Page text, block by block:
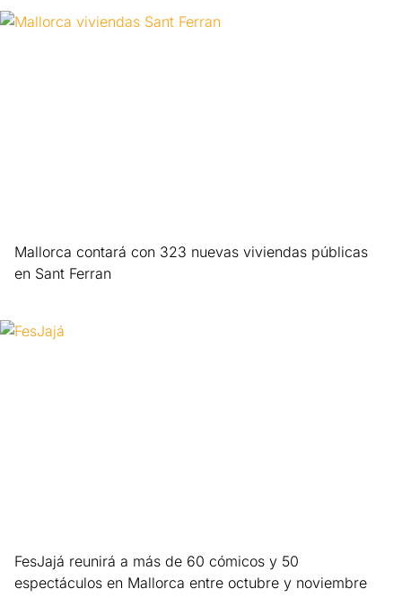
Mallorca contará con 323 nuevas viviendas públicas
en Sant Ferran
FesJajá reunirá a más de 60 cómicos y 50
espectáculos en Mallorca entre octubre y noviembre